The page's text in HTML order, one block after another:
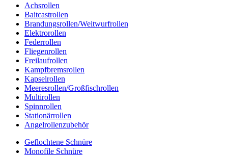
Achsrollen
Baitcastrollen
Brandungsrollen/Weitwurfrollen
Elektrorollen
Federrollen
Fliegenrollen
Freilaufrollen
Kampfbremsrollen
Kapselrollen
Meeresrollen/Großfischrollen
Multirollen
Spinnrollen
Stationärrollen
Angelrollenzubehör
Geflochtene Schnüre
Monofile Schnüre